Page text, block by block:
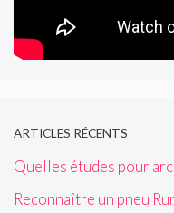
ARTICLES RÉCENTS
Quelles études pour
Reconnaître un pneu